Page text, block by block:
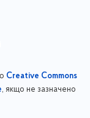
Creative Commons
, якщо не зазначено